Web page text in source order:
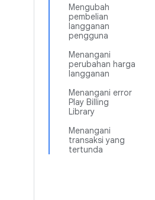
Mengubah
pembelian
langganan
pengguna
Menangani
perubahan harga
langganan
Menangani error
Play Billing
Library
Menangani
transaksi yang
tertunda